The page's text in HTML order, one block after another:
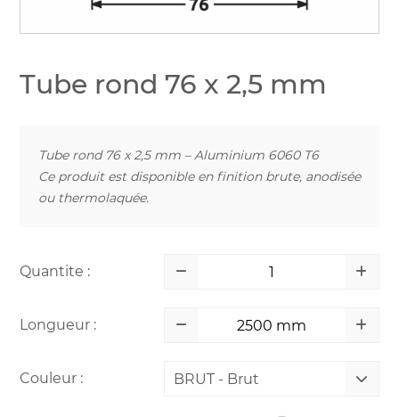
Tube rond 76 x 2,5 mm
Tube rond 76 x 2,5 mm – Aluminium 6060 T6
Ce produit est disponible en finition brute, anodisée
ou thermolaquée.
Quantite :
Longueur :
Couleur : BRUT - Brut